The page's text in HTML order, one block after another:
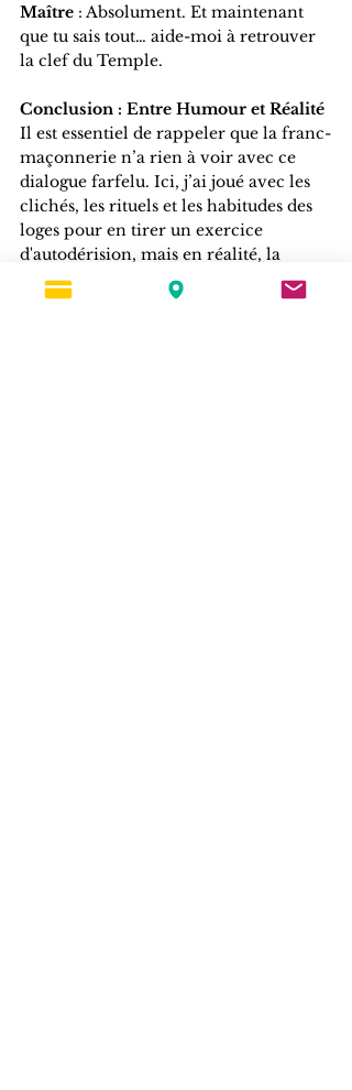
Maître : Absolument. Et maintenant
que tu sais tout… aide-moi à retrouver
la clef du Temple.
Conclusion : Entre Humour et Réalité
Il est essentiel de rappeler que la franc-
maçonnerie n’a rien à voir avec ce
dialogue farfelu. Ici, j’ai joué avec les
clichés, les rituels et les habitudes des
loges pour en tirer un exercice
d'autodérision, mais en réalité, la
franc-maçonnerie est une démarche
initiatique sérieuse, fondée sur la